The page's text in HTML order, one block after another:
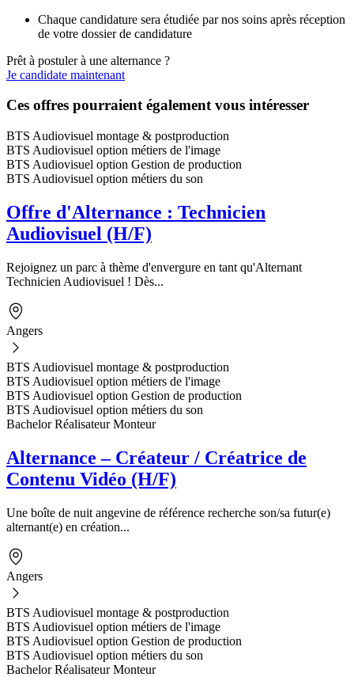
Chaque candidature sera étudiée par nos soins après réception
de votre dossier de candidature
Prêt à postuler à une alternance ?
Je candidate maintenant
Ces offres pourraient également vous intéresser
BTS Audiovisuel montage & postproduction
BTS Audiovisuel option métiers de l'image
BTS Audiovisuel option Gestion de production
BTS Audiovisuel option métiers du son
Offre d'Alternance : Technicien
Audiovisuel (H/F)
Rejoignez un parc à thème d'envergure en tant qu'Alternant
Technicien Audiovisuel ! Dès...
Angers
BTS Audiovisuel montage & postproduction
BTS Audiovisuel option métiers de l'image
BTS Audiovisuel option Gestion de production
BTS Audiovisuel option métiers du son
Bachelor Réalisateur Monteur
Alternance – Créateur / Créatrice de
Contenu Vidéo (H/F)
Une boîte de nuit angevine de référence recherche son/sa futur(e)
alternant(e) en création...
Angers
BTS Audiovisuel montage & postproduction
BTS Audiovisuel option métiers de l'image
BTS Audiovisuel option Gestion de production
BTS Audiovisuel option métiers du son
Bachelor Réalisateur Monteur